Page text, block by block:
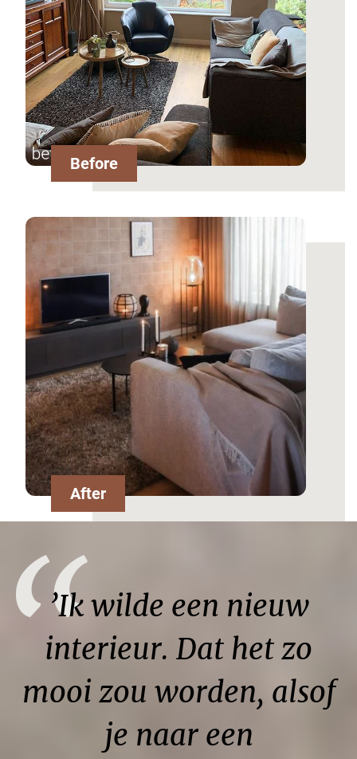
Before
After
“’Ik wilde een nieuw
interieur. Dat het zo
mooi zou worden, alsof
je naar een